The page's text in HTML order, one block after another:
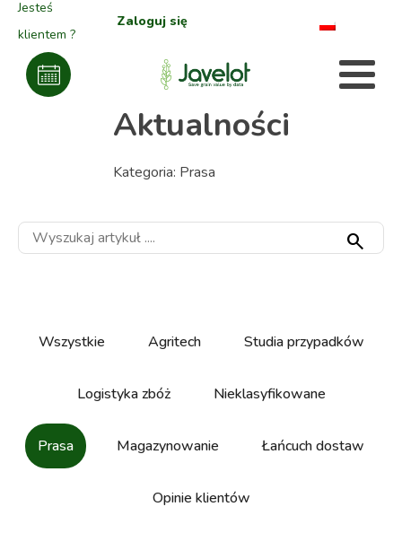
Jesteś
klientem ?
Zaloguj się
Aktualności
Kategoria: Prasa
search
Wszystkie Agritech Studia przypadków
Logistyka zbóż Nieklasyfikowane
Prasa Magazynowanie Łańcuch dostaw
Opinie klientów